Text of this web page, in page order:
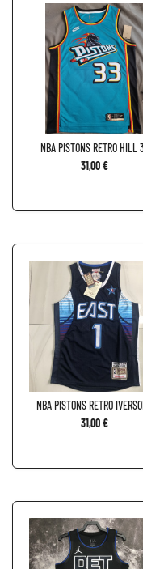
NBA PISTONS RETRO HILL
31,00 €
NBA PISTONS RETRO
31,00 €